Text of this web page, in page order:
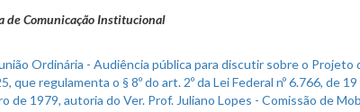
de Comunicação Institucional